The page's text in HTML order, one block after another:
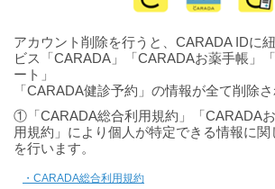
アカウント削除を行うと、CARADA IDに
ビス「CARADA」「CARADAお薬手帳」
ート」
「CARADA健診予約」の情報が全て削除さ
①「CARADA総合利用規約」「CARADA
用規約」により個人が特定できる情報に関
を行います。
・CARADA総合利用規約